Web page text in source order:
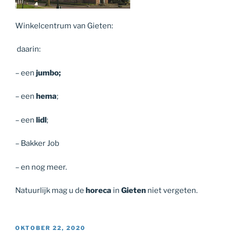
Winkelcentrum van Gieten:
daarin:
– een jumbo;
– een hema;
– een lidl;
– Bakker Job
– en nog meer.
Natuurlijk mag u de horeca in Gieten niet vergeten.
GEPLAATST
OKTOBER 22, 2020